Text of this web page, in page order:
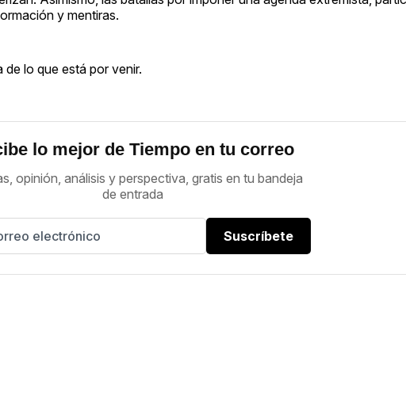
y mentiras.
lo que está por venir.
lo mejor de Tiempo en tu correo
opinión, análisis y perspectiva, gratis en tu bandeja
de entrada
Suscríbete